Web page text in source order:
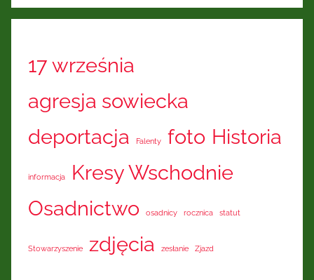
Wschodnich
17 września
agresja sowiecka
deportacja
Falenty foto Historia
informacja
Kresy Wschodnie
Osadnictwo
osadnicy rocznica statut
Stowarzyszenie zdjęcia zesłanie Zjazd